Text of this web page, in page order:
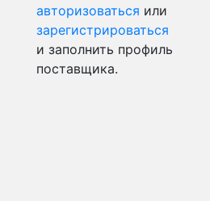
авторизоваться или
зарегистрироваться
и заполнить профиль
поставщика.